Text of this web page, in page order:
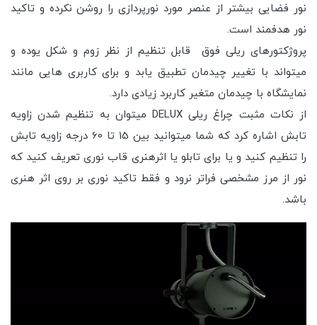
نور فضایی بیشتر از عنصر مورد نورپردازی را روشن نکرده و تاکید
نور هدفمند است.
پروژکتورهای ریلی فوق قابل تنظیم از نظر زوم و شکل یوده و
میتواند با تغییر چیدمان تطبیق یابد و برای کاربری هایی مانند
نمایشگاه با چیدمان متغیر کاربرد زیادی دارد.
از نکات مثبت چراغ ریلی DELUX میتوان به تنظیم شدن زاویه
تابش اشاره کرد که شما میتوانید بین 15 تا 60 درجه زاویه تابش
را تنظیم کنید و یا برای تابلو یا اثرهنری قاب نوری تعریف کنید که
نور از مرز مشخصی فراتر نرود و فقط تاکید نوری بر روی اثر هنری
باشد.